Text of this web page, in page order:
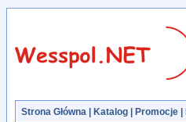
Strona Główna Katalog Promocje